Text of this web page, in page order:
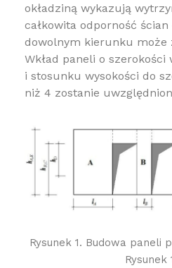
okładziną wykazują
całkowita odporność
dowolnym kierunku może
Wkład paneli o
i stosunku wysokości do
niż 4 zostanie
Rysunek 1. Budowa paneli
Rysunek